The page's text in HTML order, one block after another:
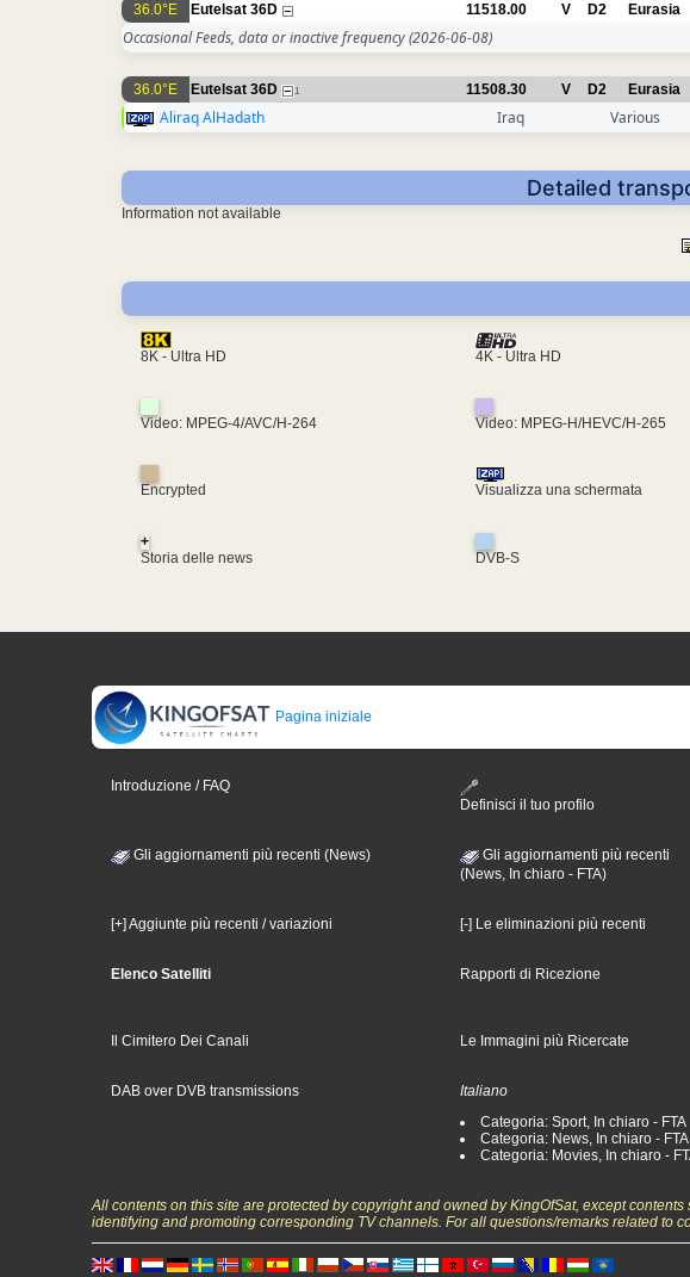
36.0°E Eutelsat 36D 11518.00 V D2 Eurasia
Occasional Feeds, data or inactive frequency(2026-06-08)
36.0°E Eutelsat 36D 1 11508.30 V D2 Eurasia
Aliraq AlHadath Iraq Various
Detailed
Information not available
8K - Ultra HD 4K - Ultra HD
Video: MPEG-4/AVC/H-264 Video: MPEG-H/HEVC/H-265
Encrypted Visualizza una schermata
+
Storia delle news
DVB-S
Pagina iniziale
Introduzione / FAQ
Definisci il tuo profilo
Gli aggiornamenti più recenti (News)
Gli aggiornamenti più recenti
(News, In chiaro - FTA)
[+] Aggiunte più recenti / variazioni [-] Le eliminazioni più recenti
Elenco Satelliti Rapporti di Ricezione
Il Cimitero Dei Canali Le Immagini più Ricercate
DAB over DVB transmissions
Italiano
Categoria: Sport, In chiaro - FTA
Categoria: News, In chiaro - FTA
Categoria: Movies, In chiaro -
All contents on this site are protected by copyright and owned by KingOfSat, except
identifying and promoting corresponding TV channels. For all questions/remarks related to